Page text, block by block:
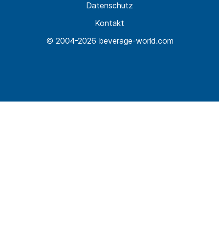
© 2004-2026 beverage-world.com
Kontakt
Datenschutz